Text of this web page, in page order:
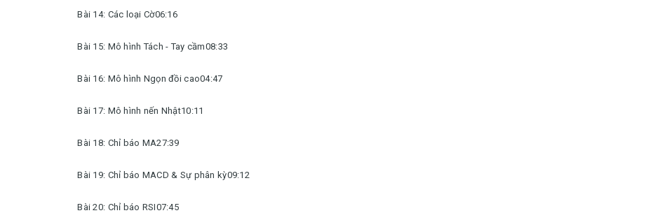
Bài 14: Các loại Cờ06:16
Bài 15: Mô hình Tách - Tay cầm08:33
Bài 16: Mô hình Ngọn đồi cao04:47
Bài 17: Mô hình nến Nhật10:11
Bài 18: Chỉ báo MA27:39
Bài 19: Chỉ báo MACD & Sự phân kỳ09:12
Bài 20: Chỉ báo RSI07:45